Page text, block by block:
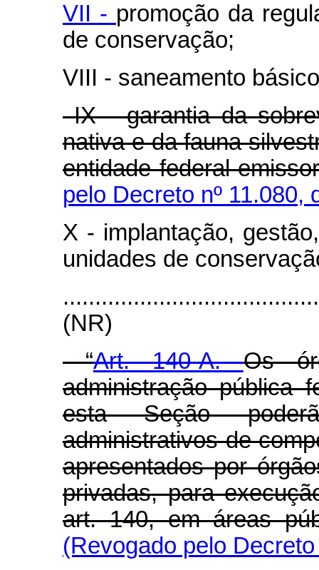
VII - promoção da
de conservação;
VIII - saneamento
IX - garantia da
nativa e da fauna
entidade federal
pelo Decreto nº 11.080,
X - implantação,
unidades de
(NR)
“Art. 140-A.Os
administração pública
esta Seção
administrativos de
apresentados por
privadas, para
art. 140, em áreas
(Revogado pelo